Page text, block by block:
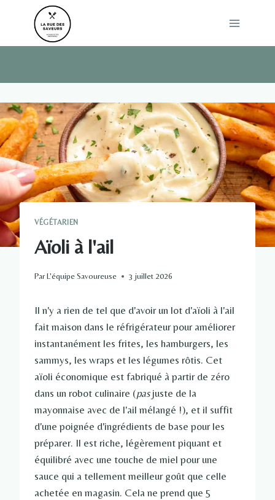
VÉGÉTARIEN
Aïoli à l'ail
ParL'équipe Savoureuse 3 juillet 2026
Il n'y a rien de tel que d'avoir un lot d'aïoli à l'ail
fait maison dans le réfrigérateur pour améliorer
instantanément les frites, les hamburgers, les
sammys, les wraps et les légumes rôtis. Cet
aïoli économique est fabriqué à partir de zéro
dans un robot culinaire (pasjuste de la
mayonnaise avec de l'ail mélangé !), et il suffit
d'une poignée d'ingrédients de base pour les
préparer. Il est riche, légèrement piquant et
équilibré avec une touche de miel pour une
sauce qui a tellement meilleur goût que celle
achetée en magasin. Cela ne prend que 5